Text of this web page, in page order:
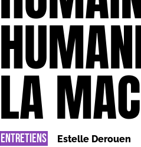
LA
ENTRETIENS Estelle Derouen